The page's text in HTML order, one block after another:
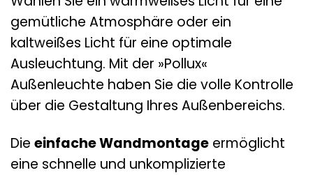
gemütliche Atmosphäre oder ein
kaltweißes Licht für eine optimale
Ausleuchtung. Mit der »Pollux«
Außenleuchte haben Sie die volle Kontrolle
über die Gestaltung Ihres Außenbereichs.
Die einfache Wandmontage ermöglicht
eine schnelle und unkomplizierte